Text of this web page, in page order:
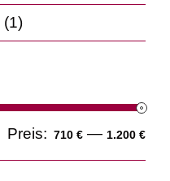
(1)
Preis: 710 € — 1.200 €